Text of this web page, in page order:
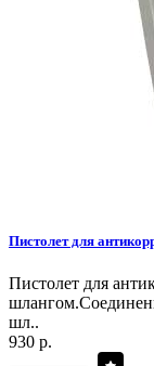
Пистолет для
Пистолет для
шл..
930 р.